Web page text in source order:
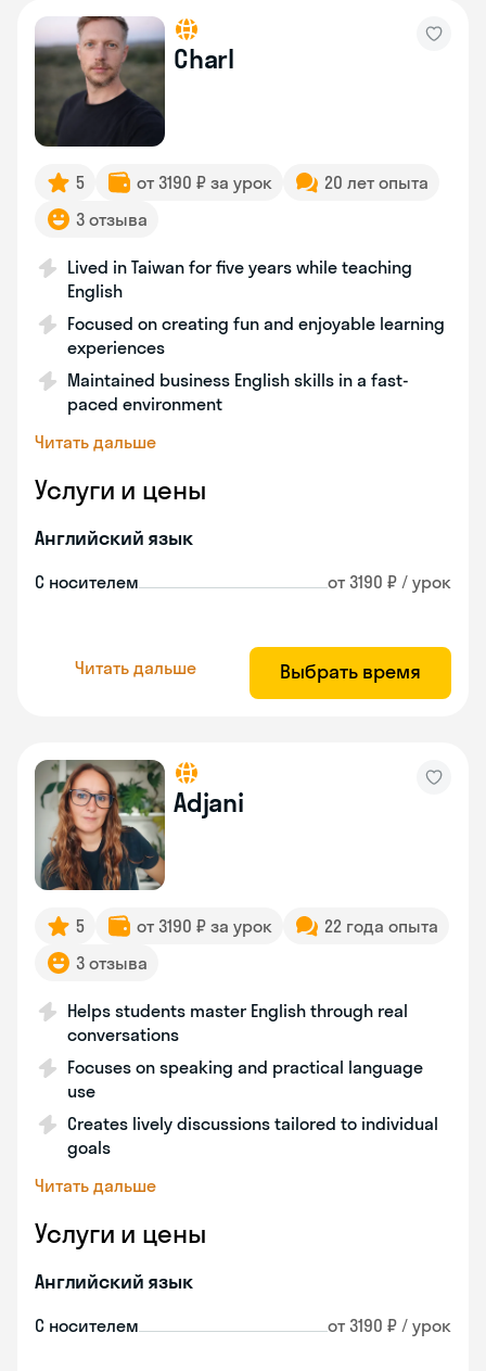
Charl
5 от 3190 ₽ за урок
20 лет опыта
3 отзыва
Lived in Taiwan for five years while teaching
English
Focused on creating fun and enjoyable learning
experiences
Maintained business English skills in a fast-
paced environment
Читать дальше
Услуги и цены
Английский язык
С носителем от 3190 ₽ / урок
Читать дальше Выбрать время
Adjani
5 от 3190 ₽ за урок
22 года опыта
3 отзыва
Helps students master English through real
conversations
Focuses on speaking and practical language
use
Creates lively discussions tailored to individual
goals
Читать дальше
Услуги и цены
Английский язык
С носителем от 3190 ₽ / урок